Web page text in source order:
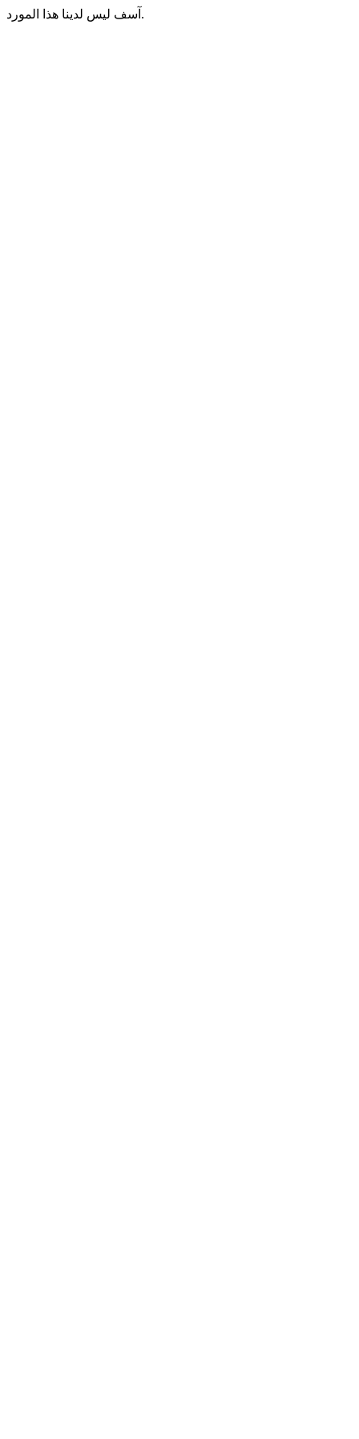
آسف ليس لدينا هذا المورد.